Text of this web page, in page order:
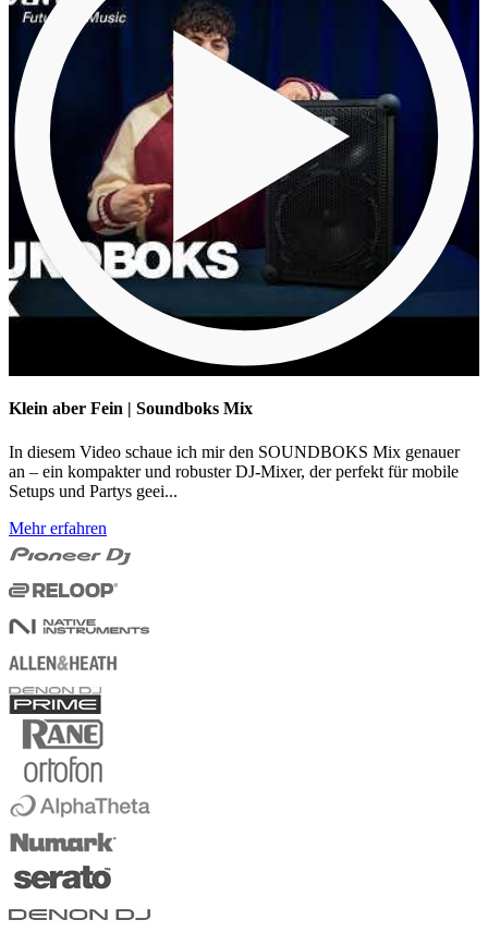
Klein aber Fein | Soundboks Mix
In diesem Video schaue ich mir den SOUNDBOKS Mix genauer
an – ein kompakter und robuster DJ-Mixer, der perfekt für mobile
Setups und Partys geei...
Mehr erfahren